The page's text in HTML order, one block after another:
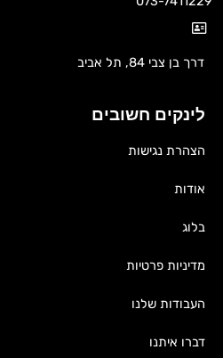
לינקים חשובים
הצהרת נגישות
אודות
בלוג
מדיניות פרטיות
העבודות שלנו
דברו איתנו
דרך בן צבי 84, תל אביב